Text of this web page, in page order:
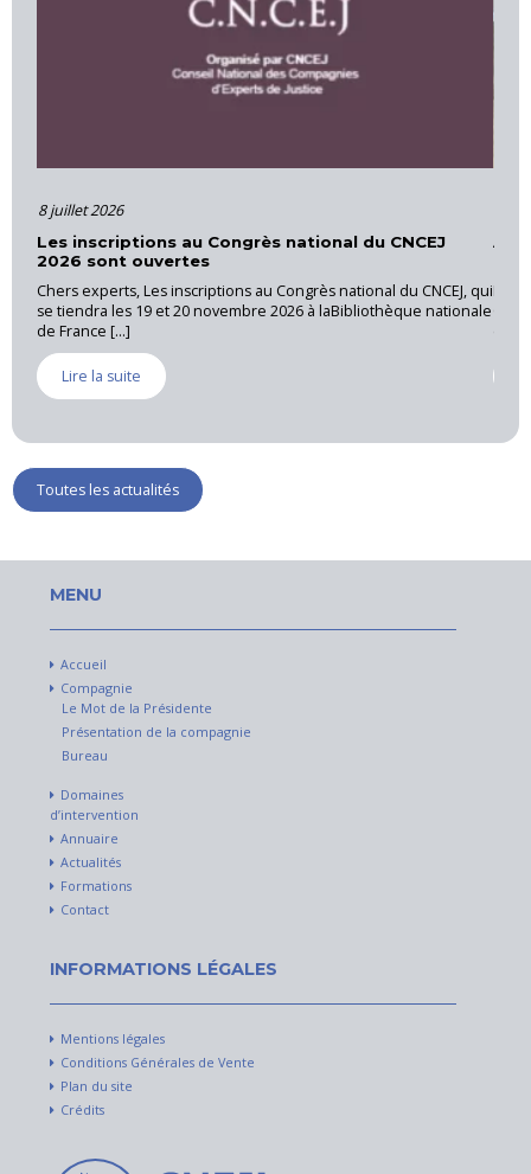
du CNCEJ
national du CNCEJ, qui
laBibliothèque nationale
Actions et formations – Cour d’Appel
Provence
La CNEJI a organisé le 28 mai 2026, une réunion
Cannet des Maures, sous la coordination de Luc
Toutes les actualités
MENU
Accueil
Compagnie
Le Mot de la Présidente
Présentation de la compagnie
Bureau
Domaines
d’intervention
Annuaire
Actualités
Formations
Contact
INFORMATIONS LÉGALES
Mentions légales
Conditions Générales de Vente
Plan du site
Crédits